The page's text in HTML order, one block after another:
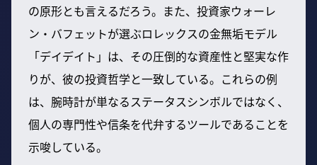
の原形とも言えるだろう。また、投資家ウォーレ
ン・バフェットが選ぶロレックスの金無垢モデル
「デイデイト」は、その圧倒的な資産性と堅実な作
りが、彼の投資哲学と一致している。これらの例
は、腕時計が単なるステータスシンボルではなく、
個人の専門性や信条を代弁するツールであることを
示唆している。